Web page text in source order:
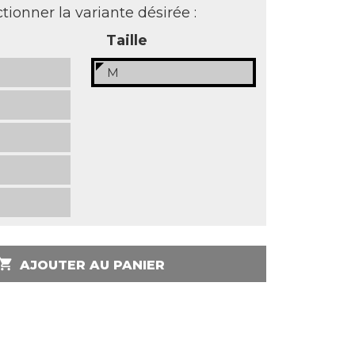
la variante désirée :
Taille
M
AJOUTER AU PANIER